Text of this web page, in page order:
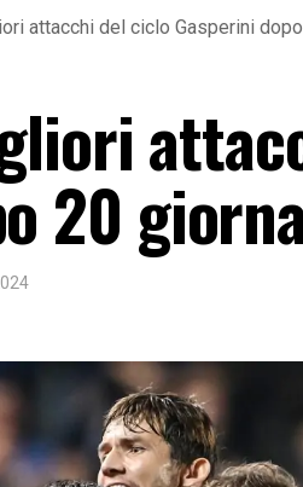
attacchi del ciclo Gasperini
20